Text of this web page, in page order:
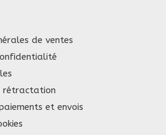
de ventes
rétractation
et envois